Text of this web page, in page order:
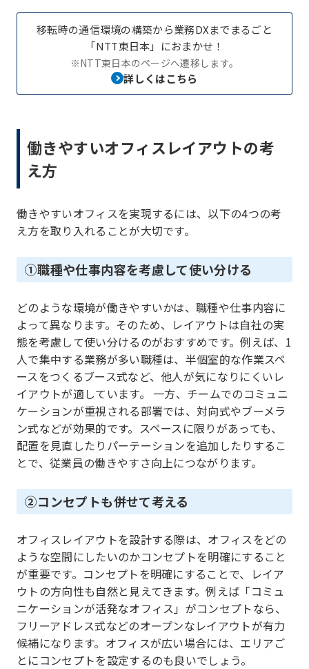
移転時の通信環境の構築から業務DXまでまるごと
「NTT東日本」におまかせ！
※NTT東日本のページへ遷移します。
詳しくはこちら
働きやすいオフィスレイアウトの考
え方
働きやすいオフィスを実現するには、以下の4つの考
え方を取り入れることが大切です。
①職種や仕事内容を考慮して使い分ける
どのような環境が働きやすいかは、職種や仕事内容に
よって異なります。そのため、レイアウトは自社の実
態を考慮して使い分けるのがおすすめです。例えば、1
人で集中する業務が多い職種は、半個室的な作業スペ
ースをつくるブース式など、他人が気になりにくいレ
イアウトが適しています。 一方、チームでのコミュニ
ケーションが重視される部署では、対向式やブーメラ
ン式などが効果的です。スペースに限りがあっても、
配置を見直したりパーテーションを追加したりするこ
とで、従業員の働きやすさ向上につながります。
②コンセプトも併せて考える
オフィスレイアウトを設計する際は、オフィスをどの
ような空間にしたいのかコンセプトを明確にすること
が重要です。コンセプトを明確にすることで、レイア
ウトの方向性も自然と見えてきます。例えば「コミュ
ニケーションが活発なオフィス」がコンセプトなら、
フリーアドレス式などのオープンなレイアウトが有力
候補になります。オフィスが広い場合には、エリアご
とにコンセプトを設定するのも良いでしょう。